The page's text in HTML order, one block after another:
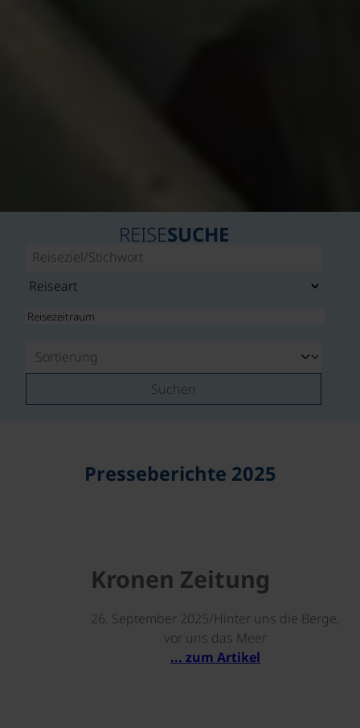
REISESUCHE
Suchen
Presseberichte 2025
Kronen Zeitung
26. September 2025/Hinter uns die Berge,
vor uns das Meer
... zum Artikel